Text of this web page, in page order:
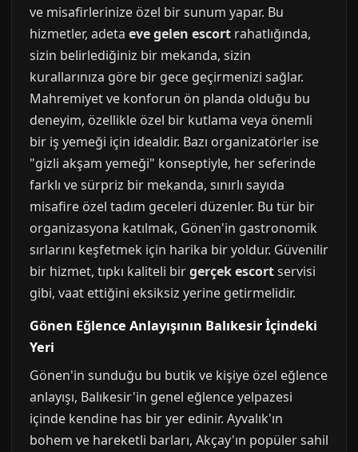
ve misafirlerinize özel bir sunum yapar. Bu
hizmetler, adeta eve gelen escort rahatlığında,
sizin belirlediğiniz bir mekanda, sizin
kurallarınıza göre bir gece geçirmenizi sağlar.
Mahremiyet ve konforun ön planda olduğu bu
deneyim, özellikle özel bir kutlama veya önemli
bir iş yemeği için idealdir. Bazı organizatörler ise
"gizli akşam yemeği" konseptiyle, her seferinde
farklı ve sürpriz bir mekanda, sınırlı sayıda
misafire özel tadım geceleri düzenler. Bu tür bir
organizasyona katılmak, Gönen'in gastronomik
sırlarını keşfetmek için harika bir yoldur. Güvenilir
bir hizmet, tıpkı kaliteli birgerçek escortservisi
gibi, vaat ettiğini eksiksiz yerine getirmelidir.
Gönen Eğlence Anlayışının Balıkesir İçindeki
Yeri
Gönen'in sunduğu bu butik ve kişiye özel eğlence
anlayışı, Balıkesir'in genel eğlence yelpazesi
içinde kendine has bir yer edinir. Ayvalık'ın
bohem ve hareketli barları, Akçay'ın popüler sahil